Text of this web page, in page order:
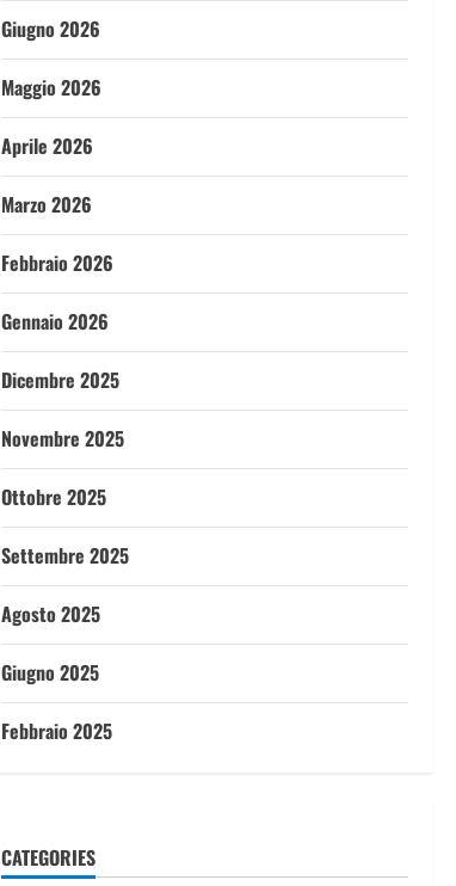
Giugno 2026
Maggio 2026
Aprile 2026
Marzo 2026
Febbraio 2026
Gennaio 2026
Dicembre 2025
Novembre 2025
Ottobre 2025
Settembre 2025
Agosto 2025
Giugno 2025
Febbraio 2025
CATEGORIES